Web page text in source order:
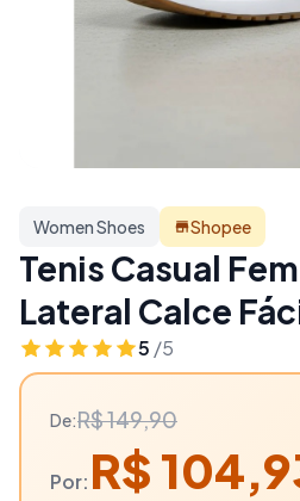
Women Shoes Shopee
Tenis Casual
Lateral Calce
Lançamento -
Women Shoes
5 /5
De:R$ 149,90
Por: R$